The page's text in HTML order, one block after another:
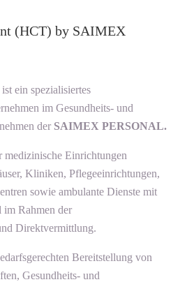
(HCT) by SAIMEX
ist ein spezialisiertes
im Gesundheits- und
der SAIMEX PERSONAL.
medizinische Einrichtungen
Kliniken, Pflegeeinrichtungen,
sowie ambulante Dienste mit
im Rahmen der
Direktvermittlung.
Bereitstellung von
Gesundheits- und